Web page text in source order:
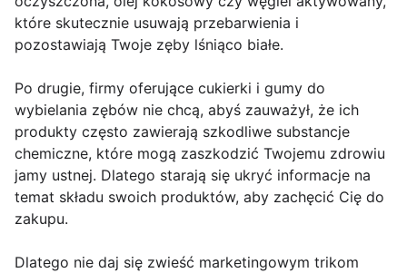
które skutecznie usuwają przebarwienia i
pozostawiają Twoje zęby lśniąco białe.
Po drugie, firmy oferujące cukierki i gumy do
wybielania zębów nie chcą, abyś zauważył, że ich
produkty często zawierają szkodliwe substancje
chemiczne, które mogą zaszkodzić Twojemu zdrowiu
jamy ustnej. Dlatego starają się ukryć informacje na
temat składu swoich produktów, aby zachęcić Cię do
zakupu.
Dlatego nie daj się zwieść marketingowym trikom